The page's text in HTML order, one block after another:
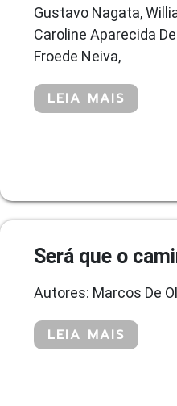
Gustavo Nagata,
Caroline Aparecida
Froede Neiva,
LEIA MAIS
Será que o
Autores: Marcos De
LEIA MAIS